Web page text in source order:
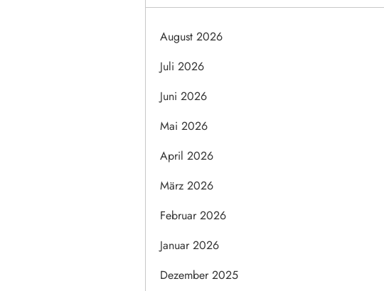
August 2026
Juli 2026
Juni 2026
Mai 2026
April 2026
März 2026
Februar 2026
Januar 2026
Dezember 2025